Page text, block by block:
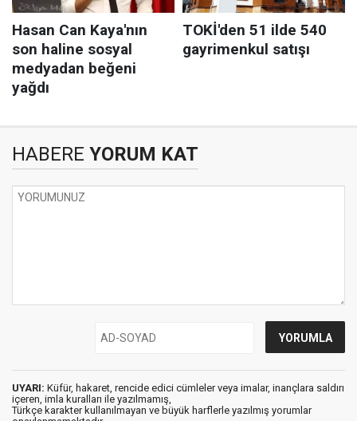
HABERE YORUM KAT
UYARI: Küfür, hakaret, rencide edici cümleler veya imalar, inançlara saldırı
içeren, imla kuralları ile yazılmamış,
Türkçe karakter kullanılmayan ve büyük harflerle yazılmış yorumlar